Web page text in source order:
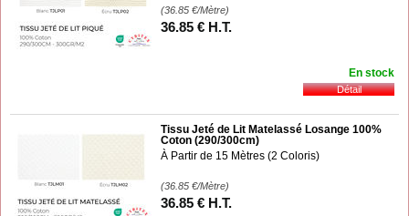
(36.85 €/Mètre)
36.85 € H.T.
En stock
Tissu Jeté de Lit Matelassé Losange 100%
Coton (290/300cm)
À Partir de 15 Mètres (2 Coloris)
(36.85 €/Mètre)
36.85 € H.T.